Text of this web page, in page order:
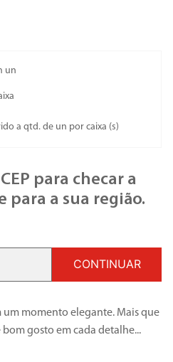
un
a qtd. de un por caixa (s)
para checar a
a sua região.
CONTINUAR
um momento elegante. Mais que
bom gosto em cada detalhe...